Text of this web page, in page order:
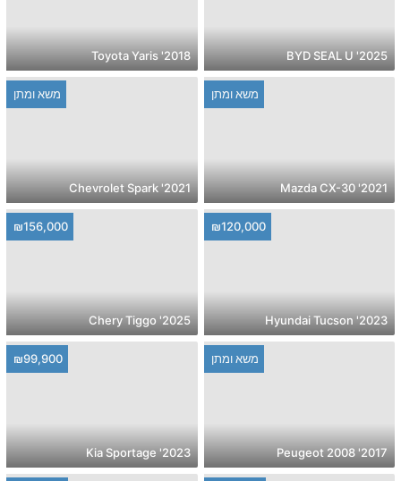
2025' BYD SEAL U
2018' Toyota Yaris
משא ומתן
2021' Mazda CX-30
משא ומתן
2021' Chevrolet Spark
₪120,000
2023' Hyundai Tucson
₪156,000
2025' Chery Tiggo
משא ומתן
2017' Peugeot 2008
₪99,900
2023' Kia Sportage